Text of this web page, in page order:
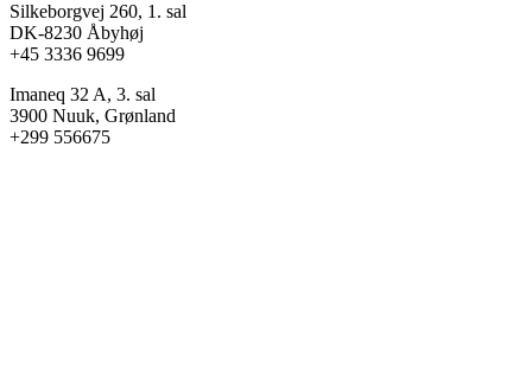
Silkeborgvej 260, 1. sal
DK-8230 Åbyhøj
+45 3336 9699
Imaneq 32 A, 3. sal
3900 Nuuk, Grønland
+299 556675